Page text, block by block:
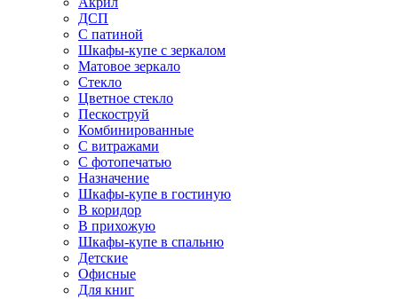
ДСП
С патиной
Шкафы-купе с зеркалом
Матовое зеркало
Стекло
Цветное стекло
Пескоструй
Комбинированные
С витражами
С фотопечатью
Назначение
Шкафы-купе в гостиную
В коридор
В прихожую
Шкафы-купе в спальню
Детские
Офисные
Для книг